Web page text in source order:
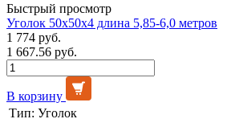
Быстрый просмотр
Уголок 50х50х4 длина 5,85-6,0 метров
1 774 руб.
1 667.56 руб.
В корзину
Тип: Уголок